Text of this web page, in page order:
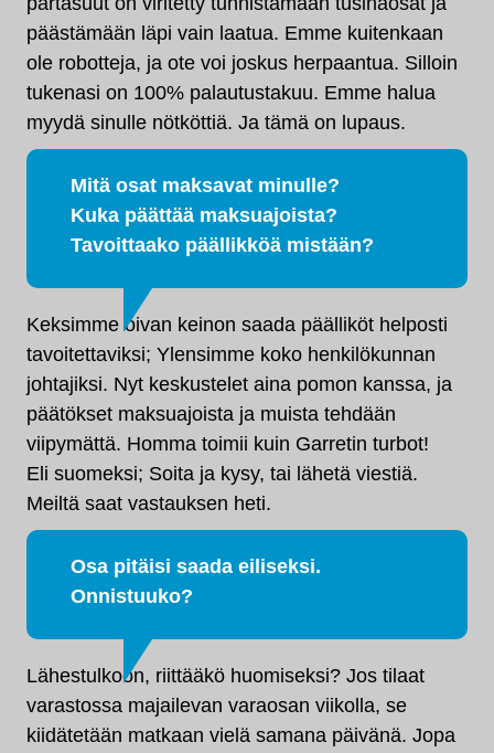
päästämään läpi vain laatua. Emme kuitenkaan
ole robotteja, ja ote voi joskus herpaantua. Silloin
tukenasi on 100% palautustakuu. Emme halua
myydä sinulle nötköttiä. Ja tämä on lupaus.
Mitä osat maksavat minulle?
Kuka päättää maksuajoista?
Tavoittaako päällikköä mistään?
Keksimme oivan keinon saada päälliköt helposti
tavoitettaviksi; Ylensimme koko henkilökunnan
johtajiksi. Nyt keskustelet aina pomon kanssa, ja
päätökset maksuajoista ja muista tehdään
viipymättä. Homma toimii kuin Garretin turbot!
Eli suomeksi; Soita ja kysy, tai lähetä viestiä.
Meiltä saat vastauksen heti.
Osa pitäisi saada eiliseksi.
Onnistuuko?
Lähestulkoon, riittääkö huomiseksi? Jos tilaat
varastossa majailevan varaosan viikolla, se
kiidätetään matkaan vielä samana päivänä. Jopa